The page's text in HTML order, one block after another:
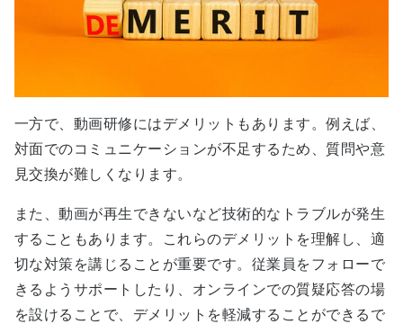
一方で、動画研修にはデメリットもあります。例えば、
対面でのコミュニケーションが不足するため、質問や意
見交換が難しくなります。
また、動画が再生できないなど技術的なトラブルが発生
することもあります。これらのデメリットを理解し、適
切な対策を講じることが重要です。従業員をフォローで
きるようサポートしたり、オンラインでの質疑応答の場
を設けることで、デメリットを軽減することができるで